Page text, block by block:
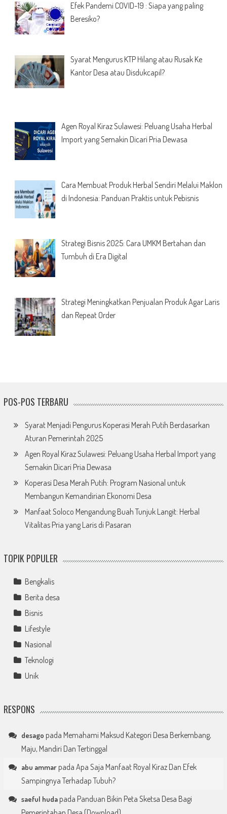
Efek Pandemi COVID-19 : Siapa yang paling
Beresiko?
Syarat Mengurus KTP Hilang atau Rusak Ke
Kantor Desa atau Disdukcapil?
Agen Royal Kiraz Sulawesi: Peluang Usaha Herbal
Import yang Semakin Dicari Pria Dewasa
Cara Membuat Produk Herbal Sendiri Melalui Maklon
di Indonesia: Panduan Praktis untuk Pebisnis
Strategi Bisnis 2025: Cara UMKM Bertahan dan
Tumbuh di Era Digital
Strategi Meningkatkan Penjualan Produk Agar Laris
dan Repeat Order
POS-POS TERBARU
Syarat Menjadi Pengurus Koperasi Merah Putih Berdasarkan
Aturan Pemerintah 2025
Agen Royal Kiraz Sulawesi: Peluang Usaha Herbal Import yang
Semakin Dicari Pria Dewasa
Koperasi Desa Merah Putih: Program Nasional untuk
Membangun Kemandirian Ekonomi Desa
Manfaat Soloco Mengandung Buah Tunjuk Langit: Herbal
Vitalitas Pria yang Laris di Pasaran
TOPIK POPULER
Bengkalis
Berita desa
Bisnis
Lifestyle
Nasional
Teknologi
Unik
RESPONS
desago pada Memahami Maksud Kategori Desa Berkembang,
Maju, Mandiri Dan Tertinggal
abu ammarpada Apa Saja Manfaat Royal Kiraz Dan Efek
Sampingnya Terhadap Tubuh?
saeful hudapada Panduan Bikin Peta Sketsa Desa Bagi